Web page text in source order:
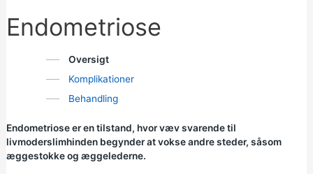
Endometriose
Oversigt
Komplikationer
Behandling
Endometriose er en tilstand, hvor væv svarende til
livmoderslimhinden begynder at vokse andre steder, såsom
æggestokke og æggelederne.